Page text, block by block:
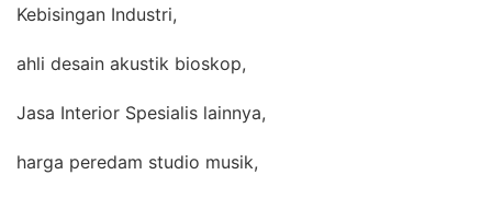
Kebisingan Industri,
ahli desain akustik bioskop,
Jasa Interior Spesialis lainnya,
harga peredam studio musik,